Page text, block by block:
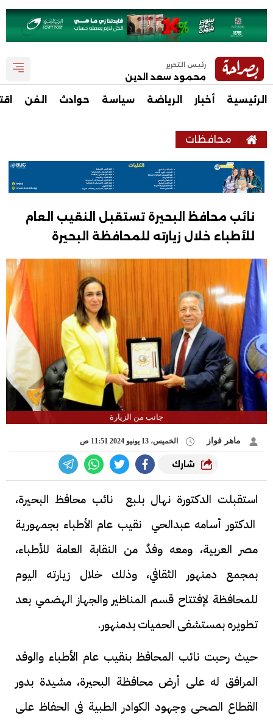
رئيس التحرير
محمود سعد الدين
الرئيسية أخبار الرياضة سياسة حوادث الفن
محافظات
نائب محافظ البحيرة تستقبل النقيب العام
للأطباء خلال زيارته للمحافظة البحيرة
جانب من الزيارة
ماهر فواز الخميس، 13 يونيو 2024 11:51 ص
شارك
استقبلت الدكتورة نهال بلبع نائب محافظ البحيرة،
الدكتور أسامه عبدالحي نقيب عام الأطباء بجمهورية
مصر العربية، ومعه وفدٌ من النقابة العامة للأطباء،
بمجمع دمنهور الثقافي، وذلك خلال زيارته اليوم
للمحافظة لإفتتاح قسم المناظير والجهاز الهضمي بعد
تطويره بمستشفى الحميات بدمنهور.
حيث رحبت نائب المحافظ بنقيب عام الأطباء والوفد
المرافق له على أرض محافظة البحيرة، مشيدة بدور
القطاع الصحى وجهود الكوادر الطبية فى الحفاظ على